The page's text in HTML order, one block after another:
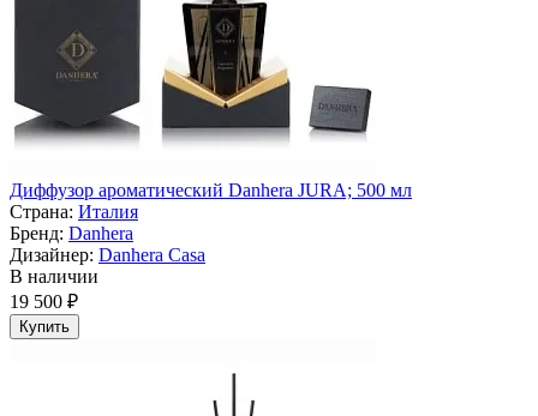
Диффузор ароматический Danhera JURA; 500 мл
Страна: Италия
Бренд: Danhera
Дизайнер: Danhera Casa
В наличии
19 500 ₽
Купить